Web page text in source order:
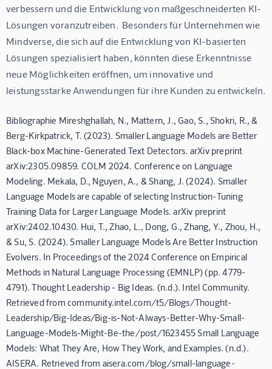
verbessern und die Entwicklung von maßgeschneiderten KI-
Lösungen voranzutreiben.  Besonders für Unternehmen wie
Mindverse, die sich auf die Entwicklung von KI-basierten
Lösungen spezialisiert haben, könnten diese Erkenntnisse
neue Möglichkeiten eröffnen, um innovative und
leistungsstarke Anwendungen für ihre Kunden zu entwickeln.
Bibliographie Mireshghallah, N., Mattern, J., Gao, S., Shokri, R., &
Berg-Kirkpatrick, T. (2023). Smaller Language Models are Better
Black-box Machine-Generated Text Detectors. arXiv preprint
arXiv:2305.09859. COLM 2024. Conference on Language
Modeling. Mekala, D., Nguyen, A., & Shang, J. (2024). Smaller
Language Models are capable of selecting Instruction-Tuning
Training Data for Larger Language Models. arXiv preprint
arXiv:2402.10430. Hui, T., Zhao, L., Dong, G., Zhang, Y., Zhou, H.,
& Su, S. (2024). Smaller Language Models Are Better Instruction
Evolvers. In Proceedings of the 2024 Conference on Empirical
Methods in Natural Language Processing (EMNLP) (pp. 4779-
4791). Thought Leadership - Big Ideas. (n.d.). Intel Community.
Retrieved from community.intel.com/t5/Blogs/Thought-
Leadership/Big-Ideas/Big-is-Not-Always-Better-Why-Small-
Language-Models-Might-Be-the/post/1623455 Small Language
Models: What They Are, How They Work, and Examples. (n.d.).
AISERA. Retrieved from aisera.com/blog/small-language-